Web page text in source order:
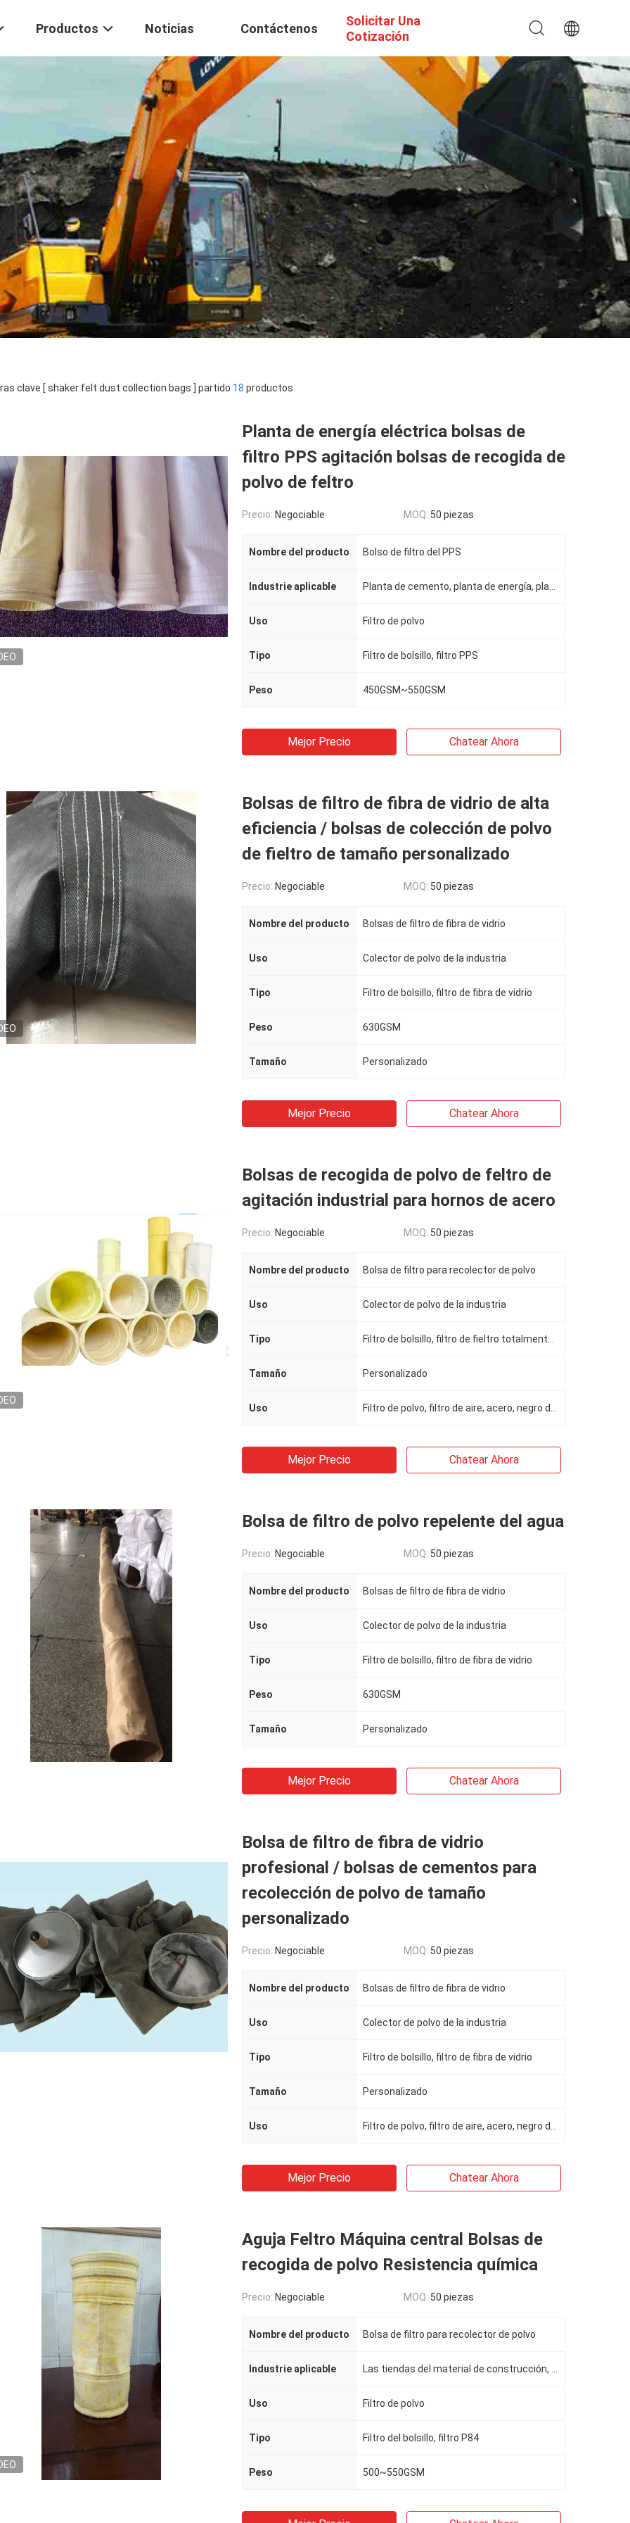
Productos Noticias Contáctenos
Solicitar Una
Cotización
clave [ shaker felt dust collection bags ] partido 18 productos.
Planta de energía eléctrica bolsas de
filtro PPS agitación bolsas de recogida de
polvo de feltro
Precio: Negociable MOQ: 50 piezas
Nombre del producto Bolso de filtro del PPS
Industrie aplicable
Uso Filtro de polvo
Tipo Filtro de bolsillo, filtro PPS
Peso 450GSM~550GSM
Mejor Precio Chatear Ahora
Bolsas de filtro de fibra de vidrio de alta
eficiencia / bolsas de colección de polvo
de fieltro de tamaño personalizado
Precio: Negociable MOQ: 50 piezas
Nombre del producto Bolsas de filtro de fibra de vidrio
Uso Colector de polvo de la industria
Tipo Filtro de bolsillo, filtro de fibra de vidrio
Peso 630GSM
Tamaño Personalizado
Mejor Precio Chatear Ahora
Bolsas de recogida de polvo de feltro de
agitación industrial para hornos de acero
Precio: Negociable MOQ: 50 piezas
Nombre del producto Bolsa de filtro para recolector de polvo
Uso Colector de polvo de la industria
Tipo
Tamaño Personalizado
Uso
Mejor Precio Chatear Ahora
Bolsa de filtro de polvo repelente del agua
Precio: Negociable MOQ: 50 piezas
Nombre del producto Bolsas de filtro de fibra de vidrio
Uso Colector de polvo de la industria
Tipo Filtro de bolsillo, filtro de fibra de vidrio
Peso 630GSM
Tamaño Personalizado
Mejor Precio Chatear Ahora
Bolsa de filtro de fibra de vidrio
profesional / bolsas de cementos para
recolección de polvo de tamaño
personalizado
Precio: Negociable MOQ: 50 piezas
Nombre del producto Bolsas de filtro de fibra de vidrio
Uso Colector de polvo de la industria
Tipo Filtro de bolsillo, filtro de fibra de vidrio
Tamaño Personalizado
Uso
Mejor Precio Chatear Ahora
Aguja Feltro Máquina central Bolsas de
recogida de polvo Resistencia química
Precio: Negociable MOQ: 50 piezas
Nombre del producto Bolsa de filtro para recolector de polvo
Industrie aplicable
Uso Filtro de polvo
Tipo Filtro del bolsillo, filtro P84
Peso 500~550GSM